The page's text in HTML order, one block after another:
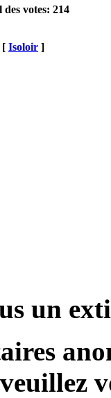
des votes: 214
[ Isoloir ]
un
veuillez